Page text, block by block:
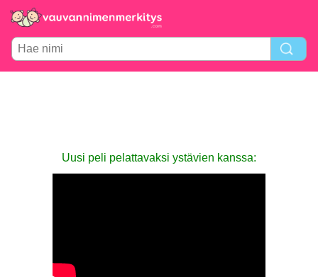
Uusi peli pelattavaksi ystävien kanssa: